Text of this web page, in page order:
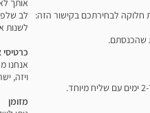
שהכנסתם.
אותך
לב
לשנות
אנחנו
ויזה,
מזומן